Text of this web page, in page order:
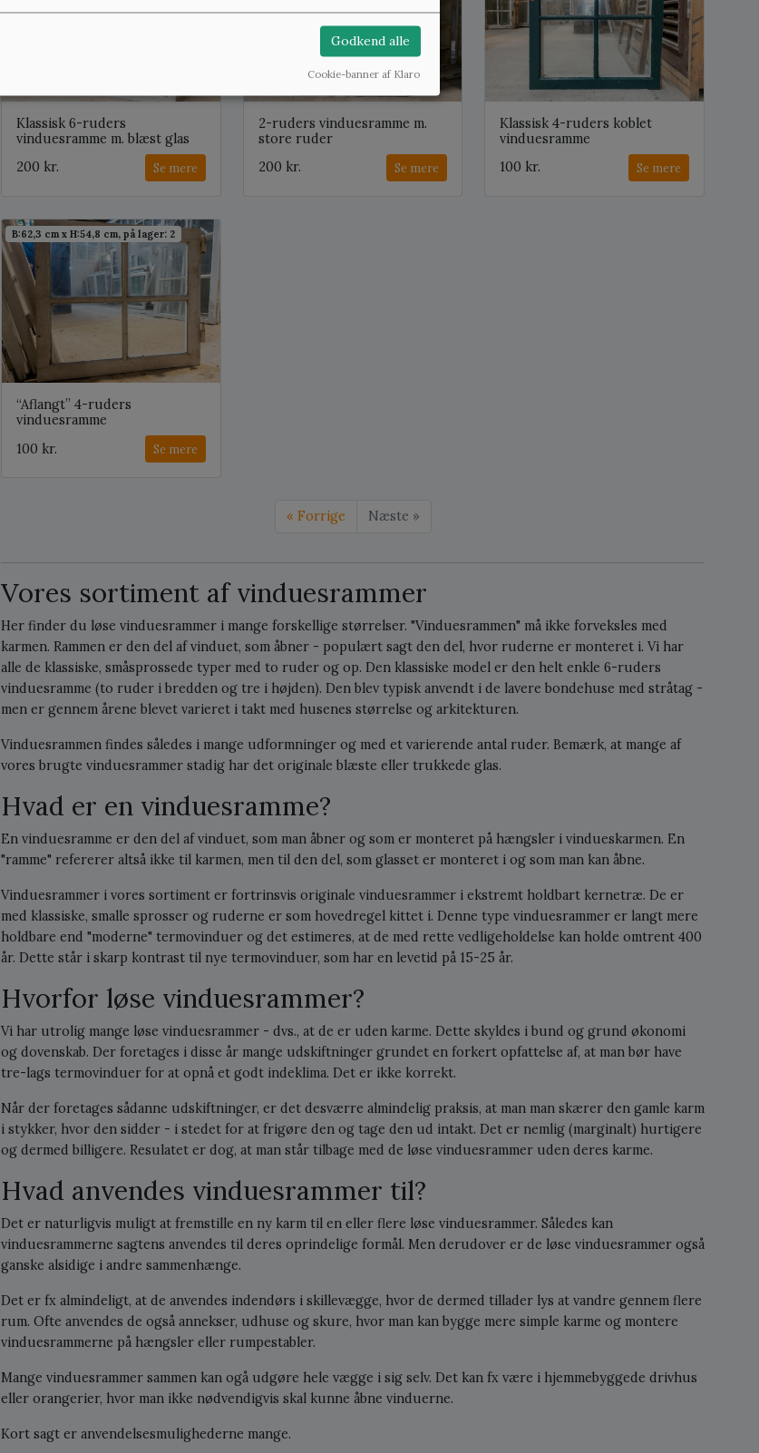
Klassisk 6-ruders
vinduesramme m. blæst glas
200 kr.
Se mere
2-ruders vinduesramme m.
store ruder
200 kr.
Se mere
Klassisk 4-ruders koblet
vinduesramme
100 kr.
Se mere
B:62,3 cm x H:54,8 cm, på lager: 2
“Aflangt” 4-ruders
vinduesramme
100 kr.
Se mere
« Forrige Næste »
Vores sortiment af vinduesrammer
Her finder du løse vinduesrammer i mange forskellige størrelser. "Vinduesrammen" må ikke forveksles med
karmen. Rammen er den del af vinduet, som åbner - populært sagt den del, hvor ruderne er monteret i. Vi har
alle de klassiske, småsprossede typer med to ruder og op. Den klassiske model er den helt enkle 6-ruders
vinduesramme (to ruder i bredden og tre i højden). Den blev typisk anvendt i de lavere bondehuse med stråtag -
men er gennem årene blevet varieret i takt med husenes størrelse og arkitekturen.
Vinduesrammen findes således i mange udformninger og med et varierende antal ruder. Bemærk, at mange af
vores brugte vinduesrammer stadig har det originale blæste eller trukkede glas.
Hvad er en vinduesramme?
En vinduesramme er den del af vinduet, som man åbner og som er monteret på hængsler i vindueskarmen. En
"ramme" refererer altså ikke til karmen, men til den del, som glasset er monteret i og som man kan åbne.
Vinduesrammer i vores sortiment er fortrinsvis originale vinduesrammer i ekstremt holdbart kernetræ. De er
med klassiske, smalle sprosser og ruderne er som hovedregel kittet i. Denne type vinduesrammer er langt mere
holdbare end "moderne" termovinduer og det estimeres, at de med rette vedligeholdelse kan holde omtrent 400
år. Dette står i skarp kontrast til nye termovinduer, som har en levetid på 15-25 år.
Hvorfor løse vinduesrammer?
Vi har utrolig mange løse vinduesrammer - dvs., at de er uden karme. Dette skyldes i bund og grund økonomi
og dovenskab. Der foretages i disse år mange udskiftninger grundet en forkert opfattelse af, at man bør have
tre-lags termovinduer for at opnå et godt indeklima. Det er ikke korrekt.
Når der foretages sådanne udskiftninger, er det desværre almindelig praksis, at man man skærer den gamle karm
i stykker, hvor den sidder - i stedet for at frigøre den og tage den ud intakt. Det er nemlig (marginalt) hurtigere
og dermed billigere. Resulatet er dog, at man står tilbage med de løse vinduesrammer uden deres karme.
Hvad anvendes vinduesrammer til?
Det er naturligvis muligt at fremstille en ny karm til en eller flere løse vinduesrammer. Således kan
vinduesrammerne sagtens anvendes til deres oprindelige formål. Men derudover er de løse vinduesrammer også
ganske alsidige i andre sammenhænge.
Det er fx almindeligt, at de anvendes indendørs i skillevægge, hvor de dermed tillader lys at vandre gennem flere
rum. Ofte anvendes de også annekser, udhuse og skure, hvor man kan bygge mere simple karme og montere
vinduesrammerne på hængsler eller rumpestabler.
Mange vinduesrammer sammen kan ogå udgøre hele vægge i sig selv. Det kan fx være i hjemmebyggede drivhus
eller orangerier, hvor man ikke nødvendigvis skal kunne åbne vinduerne.
Kort sagt er anvendelsesmulighederne mange.
Godkend alle
Cookie-banner af Klaro